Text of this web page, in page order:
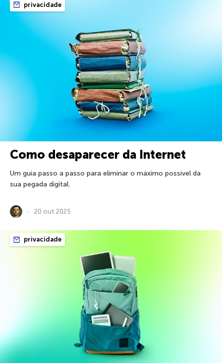
privacidade
Como desaparecer da Internet
Um guia passo a passo para eliminar o máximo possível da
sua pegada digital.
20 out 2025
privacidade